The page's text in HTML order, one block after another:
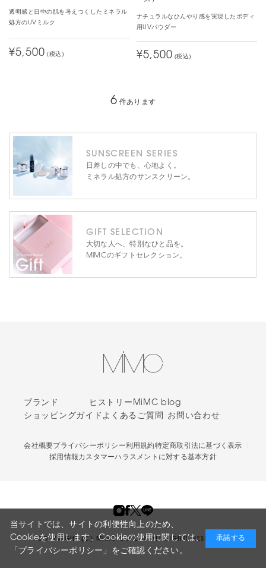
透明感と日中の肌を考えつくしたミネラル
処方のUVミルク
¥5,500 (税込)
ナチュラルなひんやり感を実現したボディ
用UVパウダー
¥5,500 (税込)
6 件あります
SUNSCREEN SERIES
日差しの中でも、心地よく。
ミネラル処方のサンスクリーン。
GIFT SELECTION
大切な人へ、特別なひと品を。
MiMCのギフトセレクション。
ブランド ヒストリー MiMC blog
ショッピングガイド よくあるご質問 お問い合わせ
会社概要プライバシーポリシー利用規約特定商取引法に基づく表示
採用情報カスタマーハラスメントに対する基本方針
COPYRIGHT (C) MIMC CO. LTD. ALL RIGHTS RESERVED.
当サイトでは、サイトの利便性向上のため、
Cookieを使用します。Cookieの使用に関しては、
「プライバシーポリシー」 をご確認ください。
承諾する